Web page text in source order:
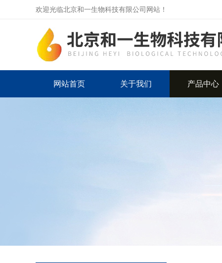
欢迎光临北京和一生物科技有限公司网站！
网站首页 关于我们 产品中心